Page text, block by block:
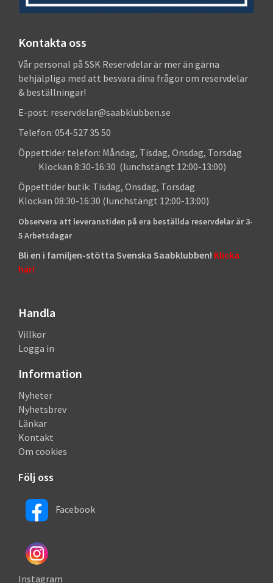
Kontakta oss
Vår personal på SSK Reservdelar är mer än gärna
behjälpliga med att besvara dina frågor om reservdelar
& beställningar!
E-post: reservdelar@saabklubben.se
Telefon: 054-527 35 50
Öppettider telefon: Måndag, Tisdag, Onsdag, Torsdag
Klockan 8:30-16:30 (lunchstängt 12:00-13:00)
Öppettider butik: Tisdag, Onsdag, Torsdag
Klockan 08:30-16:30 (lunchstängt 12:00-13:00)
Observera att leveranstiden på era beställda reservdelar är 3-
5 Arbetsdagar
Bli en i familjen-stötta Svenska Saabklubben! Klicka
här!
Handla
Villkor
Logga in
Information
Nyheter
Nyhetsbrev
Länkar
Kontakt
Om cookies
Följ oss
Facebook
Instagram